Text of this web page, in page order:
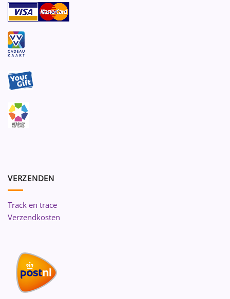
VERZENDEN
Track en trace
Verzendkosten